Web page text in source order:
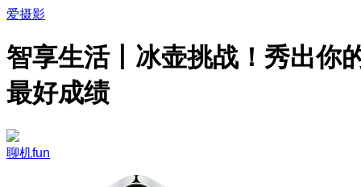
爱摄影
智享生活丨冰壶挑战！秀出你
最好成绩
聊机fun